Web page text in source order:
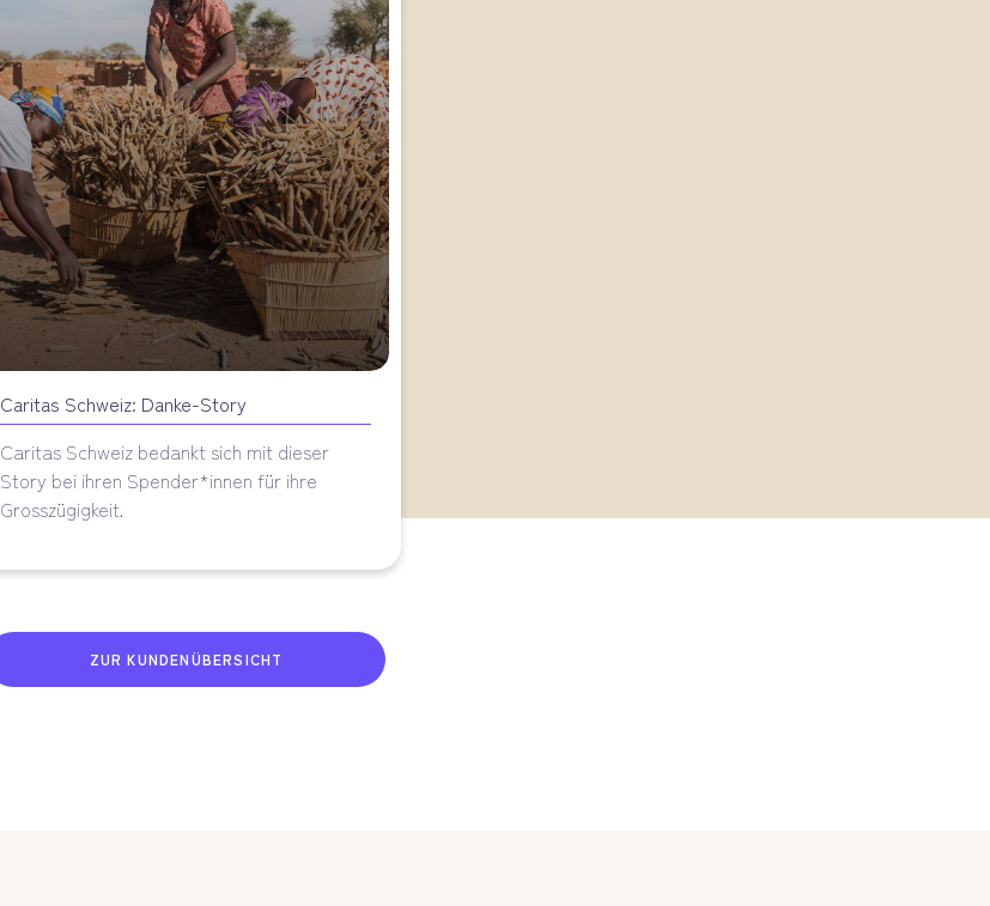
Caritas Schweiz: Danke-Story
Caritas Schweiz bedankt sich mit dieser
Story bei ihren Spender*innen für ihre
Grosszügigkeit.
ZUR KUNDENÜBERSICHT